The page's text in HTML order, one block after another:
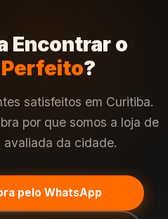
Encontrar o
?
satisfeitos em Curitiba.
por que somos a loja de
avaliada da cidade.
pelo WhatsApp